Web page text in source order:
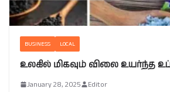
BUSINESS LOCAL
உலகில் மிகவும் விலை உயர்ந்த
January 28, 2025 Editor